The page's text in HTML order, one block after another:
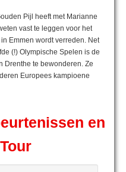
Pijl heeft met Marianne
vast te leggen voor het
Emmen wordt verreden. Net
(!) Olympische Spelen is de
Drenthe te bewonderen. Ze
Europees kampioene
en